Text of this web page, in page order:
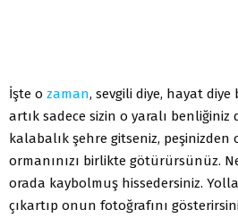
İşte o zaman, sevgili diye, hayat diye
artık sadece sizin o yaralı benliğiniz
kalabalık şehre gitseniz, peşinizden
ormanınızı birlikte götürürsünüz.
orada kaybolmuş hissedersiniz.
çıkartıp onun fotoğrafını